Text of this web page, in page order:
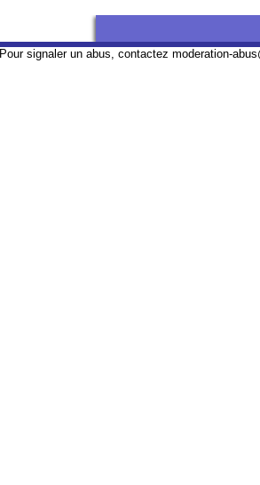
Pour signaler un abus, contactez moderation-